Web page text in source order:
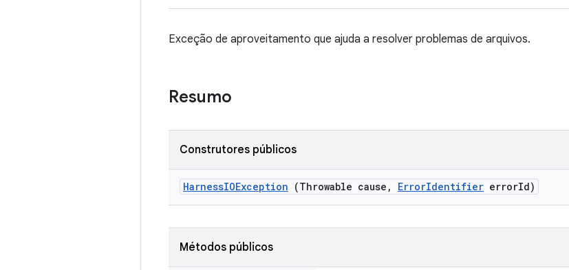
Exceção de aproveitamento que ajuda a resolver problemas de arquivos.
Resumo
Construtores públicos
HarnessIOException (Throwable cause , ErrorIdentifier errorId)
Métodos públicos